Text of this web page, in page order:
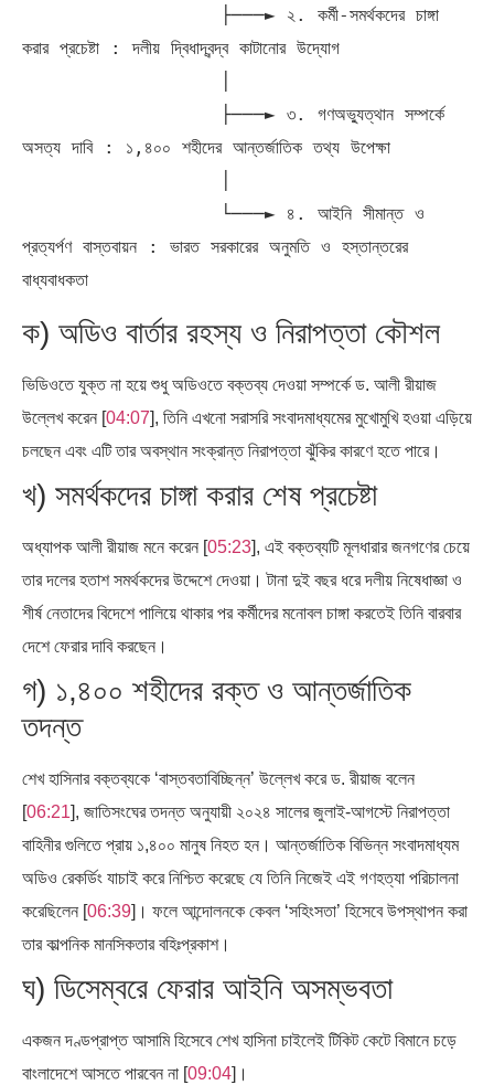
করার প্রচেষ্টা : দলীয় দ্বিধাদ্বন্দ্ব কাটানোর উদ্যোগ
অসত্য দাবি : ১,৪০০ শহীদের আন্তর্জাতিক তথ্য উপেক্ষা
প্রত্যর্পণ বাস্তবায়ন : ভারত সরকারের অনুমতি ও হস্তান্তরের
ক) অডিও বার্তার রহস্য ও নিরাপত্তা কৌশল
ভিডিওতে যুক্ত না হয়ে শুধু অডিওতে বক্তব্য দেওয়া সম্পর্কে ড. আলী রীয়াজ
উল্লেখ করেন [04:07], তিনি এখনো সরাসরি সংবাদমাধ্যমের মুখোমুখি হওয়া এড়িয়ে
চলছেন এবং এটি তার অবস্থান সংক্রান্ত নিরাপত্তা ঝুঁকির কারণে হতে পারে।
খ) সমর্থকদের চাঙ্গা করার শেষ প্রচেষ্টা
অধ্যাপক আলী রীয়াজ মনে করেন [05:23], এই বক্তব্যটি মূলধারার জনগণের চেয়ে
তার দলের হতাশ সমর্থকদের উদ্দেশে দেওয়া। টানা দুই বছর ধরে দলীয় নিষেধাজ্ঞা ও
শীর্ষ নেতাদের বিদেশে পালিয়ে থাকার পর কর্মীদের মনোবল চাঙ্গা করতেই তিনি বারবার
দেশে ফেরার দাবি করছেন।
গ) ১,৪০০ শহীদের রক্ত ও আন্তর্জাতিক
তদন্ত
শেখ হাসিনার বক্তব্যকে ‘বাস্তবতাবিচ্ছিন্ন’ উল্লেখ করে ড. রীয়াজ বলেন
[06:21], জাতিসংঘের তদন্ত অনুযায়ী ২০২৪ সালের জুলাই-আগস্টে নিরাপত্তা
বাহিনীর গুলিতে প্রায় ১,৪০০ মানুষ নিহত হন। আন্তর্জাতিক বিভিন্ন সংবাদমাধ্যম
অডিও রেকর্ডিং যাচাই করে নিশ্চিত করেছে যে তিনি নিজেই এই গণহত্যা পরিচালনা
করেছিলেন [06:39]। ফলে আন্দোলনকে কেবল ‘সহিংসতা’ হিসেবে উপস্থাপন করা
তার কাল্পনিক মানসিকতার বহিঃপ্রকাশ।
ঘ) ডিসেম্বরে ফেরার আইনি অসম্ভবতা
একজন দণ্ডপ্রাপ্ত আসামি হিসেবে শেখ হাসিনা চাইলেই টিকিট কেটে বিমানে চড়ে
বাংলাদেশে আসতে পারবেন না [09:04]।